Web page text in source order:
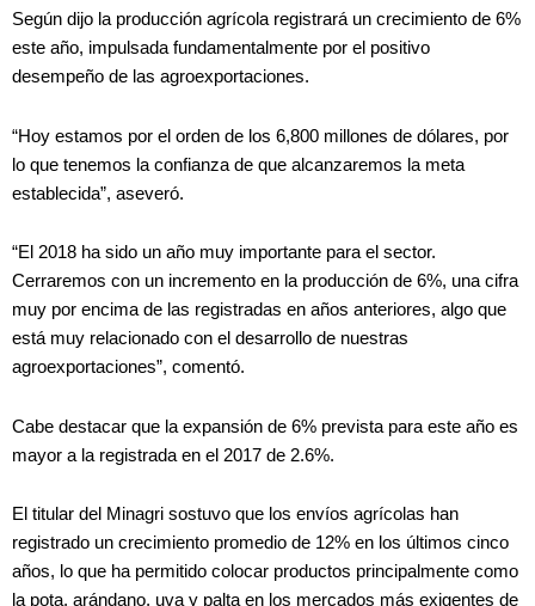
Según dijo la producción agrícola registrará un crecimiento de 6%
este año, impulsada fundamentalmente por el positivo
desempeño de las agroexportaciones.
“Hoy estamos por el orden de los 6,800 millones de dólares, por
lo que tenemos la confianza de que alcanzaremos la meta
establecida”, aseveró.
“El 2018 ha sido un año muy importante para el sector.
Cerraremos con un incremento en la producción de 6%, una cifra
muy por encima de las registradas en años anteriores, algo que
está muy relacionado con el desarrollo de nuestras
agroexportaciones”, comentó.
Cabe destacar que la expansión de 6% prevista para este año es
mayor a la registrada en el 2017 de 2.6%.
El titular del Minagri sostuvo que los envíos agrícolas han
registrado un crecimiento promedio de 12% en los últimos cinco
años, lo que ha permitido colocar productos principalmente como
la pota, arándano, uva y palta en los mercados más exigentes de